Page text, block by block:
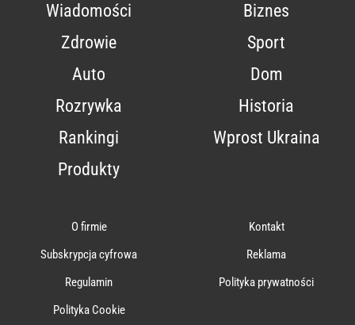
Wiadomości
Biznes
Zdrowie
Sport
Auto
Dom
Rozrywka
Historia
Rankingi
Wprost Ukraina
Produkty
O firmie
Kontakt
Subskrypcja cyfrowa
Reklama
Regulamin
Polityka prywatności
Polityka Cookie